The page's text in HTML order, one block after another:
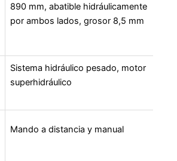
890 mm, abatible hidráulicamente
por ambos lados, grosor 8,5 mm
Sistema hidráulico pesado, motor
superhidráulico
Mando a distancia y manual